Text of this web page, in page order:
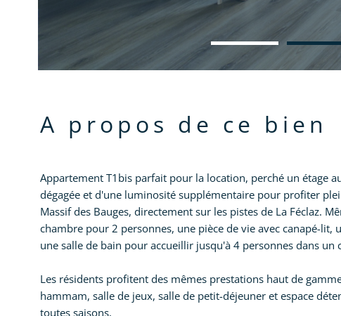
a propos de ce bien
Appartement T1bis parfait pour la location, perché un étage
dégagée et d'une luminosité supplémentaire pour profiter
Massif des Bauges, directement sur les pistes de La Féclaz.
chambre pour 2 personnes, une pièce de vie avec canapé-lit,
une salle de bain pour accueillir jusqu'à 4 personnes dans un
Les résidents profitent des mêmes prestations haut de
hammam, salle de jeux, salle de petit-déjeuner et espace
toutes saisons.